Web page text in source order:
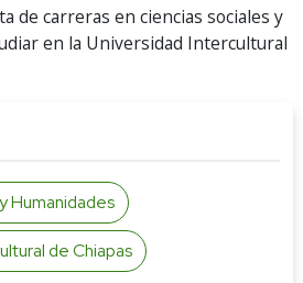
de carreras en ciencias sociales y
en la Universidad Intercultural
Humanidades
de Chiapas